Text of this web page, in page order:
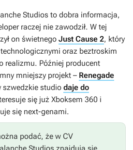
Studios to dobra informacja,
raczej nie zawodził. W tej
on świetnego Just Cause 2, który
oraz beztroskim
realizmu. Później producent
mniejszy projekt – Renegade
szwedzkie studio daje do
się już Xboksem 360 i
się next-genami.
podać, że w CV